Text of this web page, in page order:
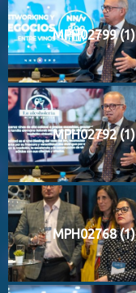
MPH02799 (1)
MPH02792 (1)
MPH02768 (1)